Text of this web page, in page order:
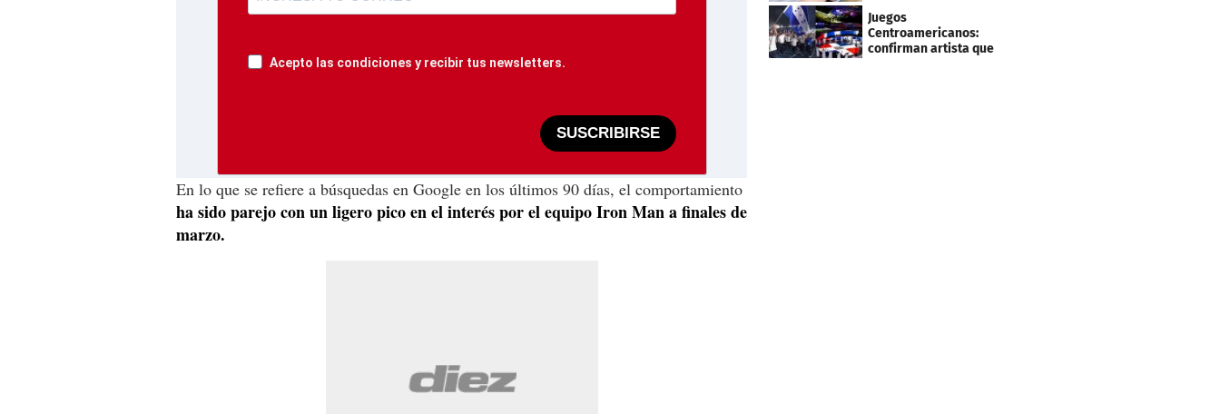
Acepto las condiciones y recibir tus newsletters.
SUSCRIBIRSE
En lo que se refiere a búsquedas en Google en los últimos 90 días, el comportamiento
ha sido parejo con un ligero pico en el interés por el equipo Iron Man a finales de
marzo.
Juegos
Centroamericanos:
confirman artista que